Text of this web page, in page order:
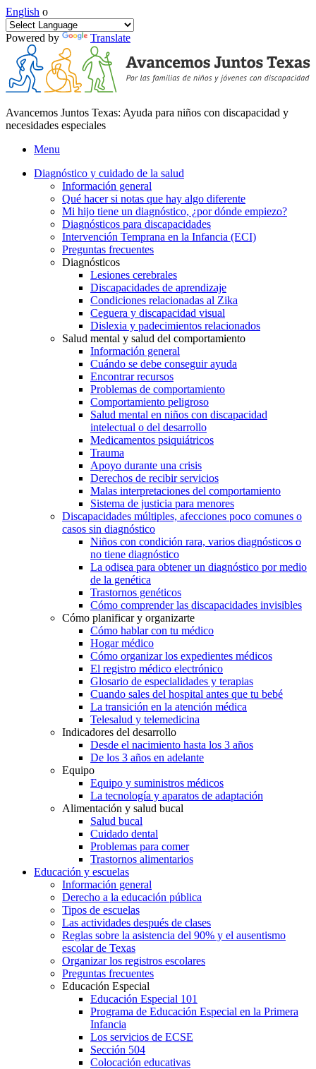
English o
Powered by Translate
Avancemos Juntos Texas: Ayuda para niños con discapacidad y
necesidades especiales
Menu
Diagnóstico y cuidado de la salud
Información general
Qué hacer si notas que hay algo diferente
Mi hijo tiene un diagnóstico, ¿por dónde empiezo?
Diagnósticos para discapacidades
Intervención Temprana en la Infancia (ECI)
Preguntas frecuentes
Diagnósticos
Lesiones cerebrales
Discapacidades de aprendizaje
Condiciones relacionadas al Zika
Ceguera y discapacidad visual
Dislexia y padecimientos relacionados
Salud mental y salud del comportamiento
Información general
Cuándo se debe conseguir ayuda
Encontrar recursos
Problemas de comportamiento
Comportamiento peligroso
Salud mental en niños con discapacidad
intelectual o del desarrollo
Medicamentos psiquiátricos
Trauma
Apoyo durante una crisis
Derechos de recibir servicios
Malas interpretaciones del comportamiento
Sistema de justicia para menores
Discapacidades múltiples, afecciones poco comunes o
casos sin diagnóstico
Niños con condición rara, varios diagnósticos o
no tiene diagnóstico
La odisea para obtener un diagnóstico por medio
de la genética
Trastornos genéticos
Cómo comprender las discapacidades invisibles
Cómo planificar y organizarte
Cómo hablar con tu médico
Hogar médico
Cómo organizar los expedientes médicos
El registro médico electrónico
Glosario de especialidades y terapias
Cuando sales del hospital antes que tu bebé
La transición en la atención médica
Telesalud y telemedicina
Indicadores del desarrollo
Desde el nacimiento hasta los 3 años
De los 3 años en adelante
Equipo
Equipo y suministros médicos
La tecnología y aparatos de adaptación
Alimentación y salud bucal
Salud bucal
Cuidado dental
Problemas para comer
Trastornos alimentarios
Educación y escuelas
Información general
Derecho a la educación pública
Tipos de escuelas
Las actividades después de clases
Reglas sobre la asistencia del 90% y el ausentismo
escolar de Texas
Organizar los registros escolares
Preguntas frecuentes
Educación Especial
Educación Especial 101
Programa de Educación Especial en la Primera
Infancia
Los servicios de ECSE
Sección 504
Colocación educativas